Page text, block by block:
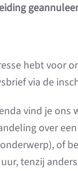
hebt voor
via de
vind je ons
over
of
tenzij